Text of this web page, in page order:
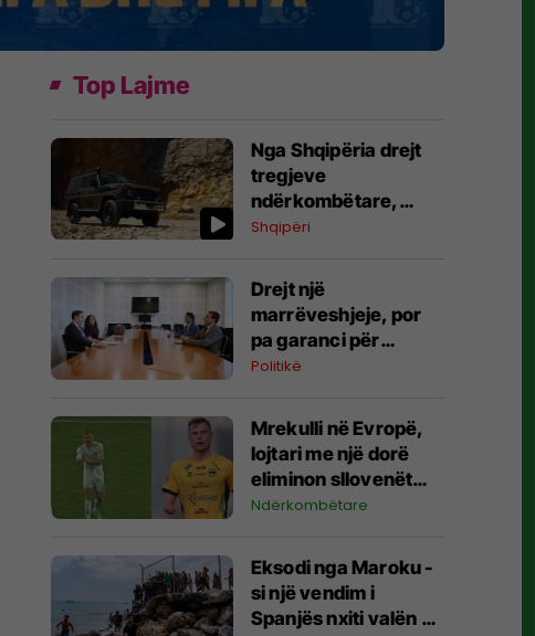
Top Lajme
​Nga Shqipëria drejt
tregjeve
ndërkombëtare,
automjetet
Albania” do të
eksportohen në 30
shtete
Shqipëri
Drejt një
marrëveshjeje, por
pa garanci për
formimin e
Politikë
Mrekulli në Evropë,
lojtari me një dorë
eliminon sllovenët
nga Liga e
Ndërkombëtare
Eksodi nga Maroku -
si një vendim i
Spanjës nxiti valën e